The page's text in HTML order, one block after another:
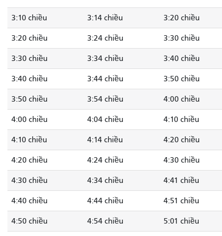
3:10 chiều 3:14 chiều 3:20 chiều
3:20 chiều 3:24 chiều 3:30 chiều
3:30 chiều 3:34 chiều 3:40 chiều
3:40 chiều 3:44 chiều 3:50 chiều
3:50 chiều 3:54 chiều 4:00 chiều
4:00 chiều 4:04 chiều 4:10 chiều
4:10 chiều 4:14 chiều 4:20 chiều
4:20 chiều 4:24 chiều 4:30 chiều
4:30 chiều 4:34 chiều 4:41 chiều
4:40 chiều 4:44 chiều 4:51 chiều
4:50 chiều 4:54 chiều 5:01 chiều